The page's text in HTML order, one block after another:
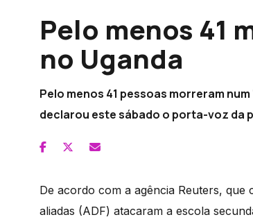
Pelo menos 41
no Uganda
Pelo menos 41 pessoas morreram
declarou este sábado o porta-voz da
De acordo com a agência Reuters, que
aliadas (ADF) atacaram a escola